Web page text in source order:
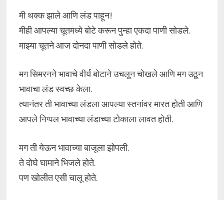
मी थक्क झाले आणि लंड पाहून!
मीही आपल्या चूतमध्ये बोटे करून पुन्हा एकदा पाणी सोडले.
माझ्या चूतने आज दोनदा पाणी सोडले होते.
मग सिमरनने भावाचे वीर्य बोटाने उचलून चोखले आणि मग उठून
भावाचा लंड स्वच्छ केला.
त्यानंतर ती भावाच्या लंडला आपल्या स्तनांवर मारत होती आणि
आपले निप्पल भावाच्या लंडाच्या टोकाला लावत होती.
मग ती येऊन भावाच्या बाजूला झोपली.
ते दोघे घामाने भिजले होते.
पण खोलीत एसी चालू होते.